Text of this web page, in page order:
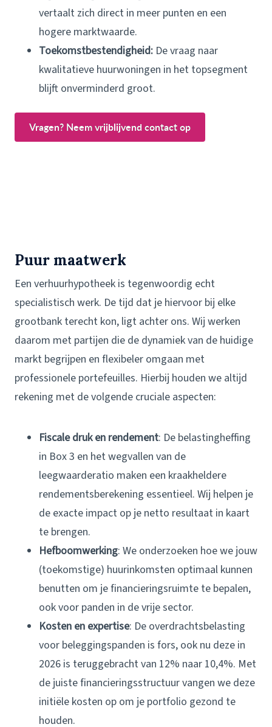
vertaalt zich direct in meer punten en een
hogere marktwaarde.
Toekomstbestendigheid: De vraag naar
kwalitatieve huurwoningen in het topsegment
blijft onverminderd groot.
Vragen? Neem vrijblijvend contact op
Puur maatwerk
Een verhuurhypotheek is tegenwoordig echt
specialistisch werk. De tijd dat je hiervoor bij elke
grootbank terecht kon, ligt achter ons. Wij werken
daarom met partijen die de dynamiek van de huidige
markt begrijpen en flexibeler omgaan met
professionele portefeuilles. Hierbij houden we altijd
rekening met de volgende cruciale aspecten:
Fiscale druk en rendement: De belastingheffing
in Box 3 en het wegvallen van de
leegwaarderatio maken een kraakheldere
rendementsberekening essentieel. Wij helpen je
de exacte impact op je netto resultaat in kaart
te brengen.
Hefboomwerking: We onderzoeken hoe we jouw
(toekomstige) huurinkomsten optimaal kunnen
benutten om je financierings­ruimte te bepalen,
ook voor panden in de vrije sector.
Kosten en expertise: De overdrachts­belasting
voor beleggingspanden is fors, ook nu deze in
2026 is teruggebracht van 12% naar 10,4%. Met
de juiste financierings­structuur vangen we deze
initiële kosten op om je portfolio gezond te
houden.